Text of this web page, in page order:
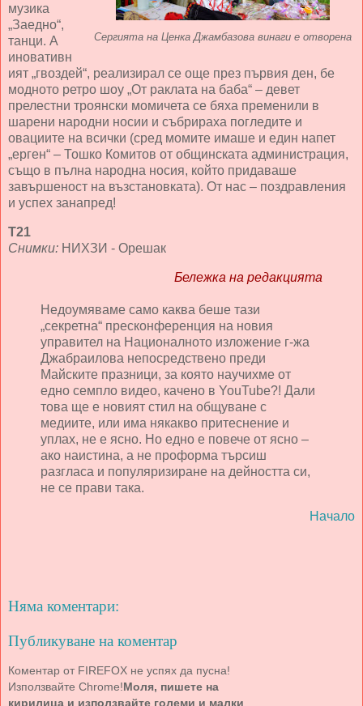
Сергията на Ценка Джамбазова винаги е отворена
музика
„Заедно“,
танци. А
иновативн
ият „гвоздей“, реализирал се още през първия ден, бе
модното ретро шоу „От раклата на баба“ – девет
прелестни троянски момичета се бяха пременили в
шарени народни носии и събрираха погледите и
овациите на всички (сред момите имаше и един напет
„ерген“ – Тошко Комитов от общинската администрация,
също в пълна народна носия, който придаваше
завършеност на възстановката). От нас – поздравления
и успех занапред!
Т21
Снимки: НИХЗИ - Орешак
Бележка на редакцията
Недоумяваме само каква беше тази
„секретна“ пресконференция на новия
управител на Националното изложение г-жа
Джабраилова непосредствено преди
Майските празници, за която научихме от
едно семпло видео, качено в YouTube?! Дали
това ще е новият стил на общуване с
медиите, или има някакво притеснение и
уплах, не е ясно. Но едно е повече от ясно –
ако наистина, а не проформа търсиш
разгласа и популяризиране на дейността си,
не се прави така.
Начало
Няма коментари:
Публикуване на коментар
Коментар от FIREFOX не успях да пусна!
Използвайте Chrome!Моля, пишете на
кирилица и използвайте големи и малки